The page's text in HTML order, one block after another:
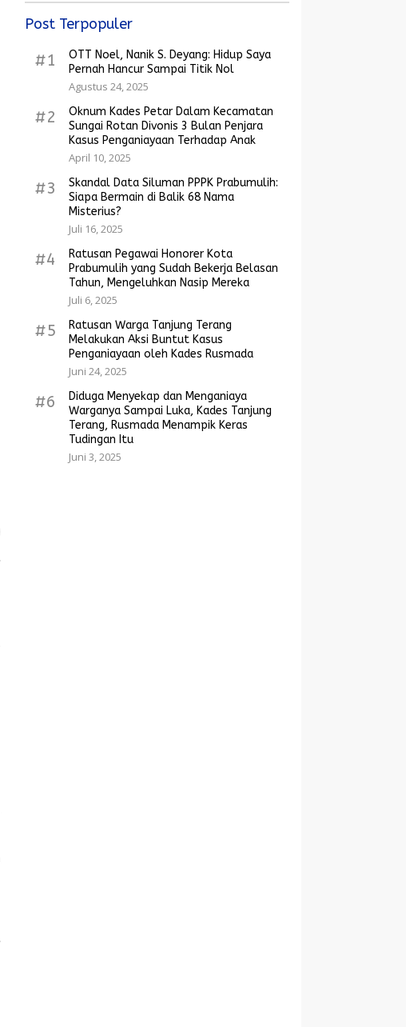
Post Terpopuler
#1
OTT Noel, Nanik S. Deyang: Hidup Saya
Pernah Hancur Sampai Titik Nol
Agustus 24, 2025
#2
Oknum Kades Petar Dalam Kecamatan
Sungai Rotan Divonis 3 Bulan Penjara
Kasus Penganiayaan Terhadap Anak
April 10, 2025
#3
Skandal Data Siluman PPPK Prabumulih:
Siapa Bermain di Balik 68 Nama
Misterius?
Juli 16, 2025
#4
Ratusan Pegawai Honorer Kota
Prabumulih yang Sudah Bekerja Belasan
Tahun, Mengeluhkan Nasip Mereka
Juli 6, 2025
#5
Ratusan Warga Tanjung Terang
Melakukan Aksi Buntut Kasus
Penganiayaan oleh Kades Rusmada
Juni 24, 2025
#6
Diduga Menyekap dan Menganiaya
Warganya Sampai Luka, Kades Tanjung
Terang, Rusmada Menampik Keras
Tudingan Itu
Juni 3, 2025